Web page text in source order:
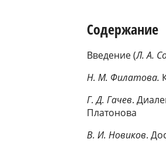
Содержание
Введение (Л. А.
Н. М. Филатова.
Г. Д. Гачев.
Платонова
В. И. Новиков.